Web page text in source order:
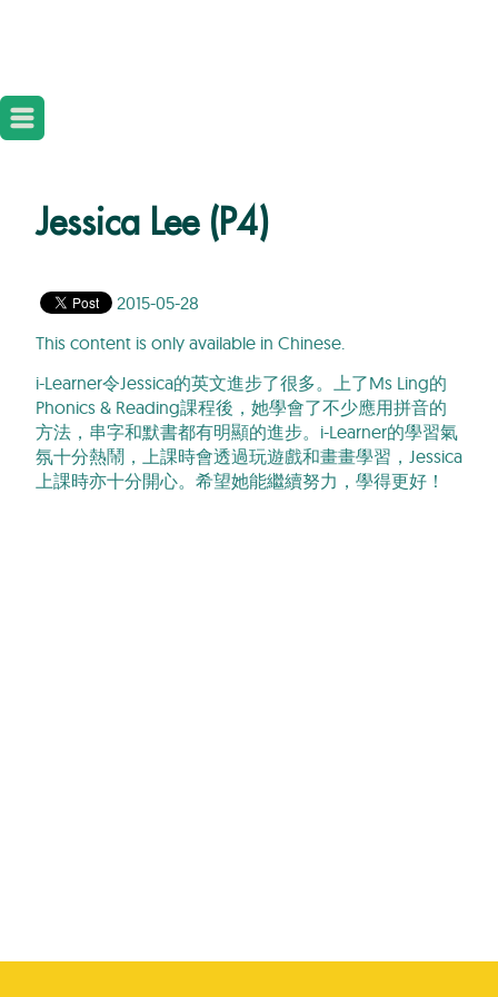
Jessica Lee (P4)
2015-05-28
This content is only available in Chinese.
i-Learner令Jessica的英文進步了很多。上了Ms Ling的
Phonics & Reading課程後，她學會了不少應用拼音的
方法，串字和默書都有明顯的進步。i-Learner的學習氣
氛十分熱鬧，上課時會透過玩遊戲和畫畫學習，Jessica
上課時亦十分開心。希望她能繼續努力，學得更好！